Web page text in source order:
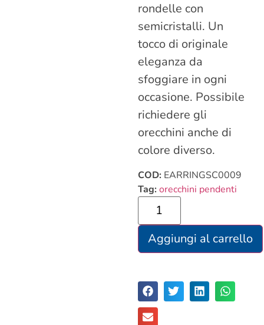
rondelle con
semicristalli. Un
tocco di originale
eleganza da
sfoggiare in ogni
occasione. Possibile
richiedere gli
orecchini anche di
colore diverso.
COD: EARRINGSC0009
Tag:orecchini pendenti
Aggiungi al carrello